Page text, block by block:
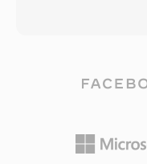
perangkat keras
Kekuatan
yang sama,
metadata
macOS sering
menjamin